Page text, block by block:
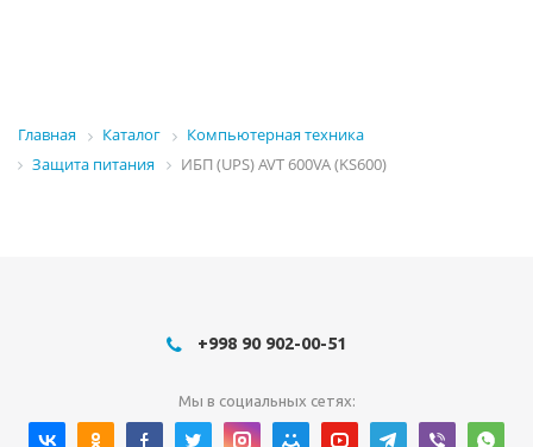
Главная Каталог
Компьютерная техника
Защита питания
ИБП (UPS) AVT 600VA (KS600)
+998 90 902-00-51
Мы в социальных сетях: